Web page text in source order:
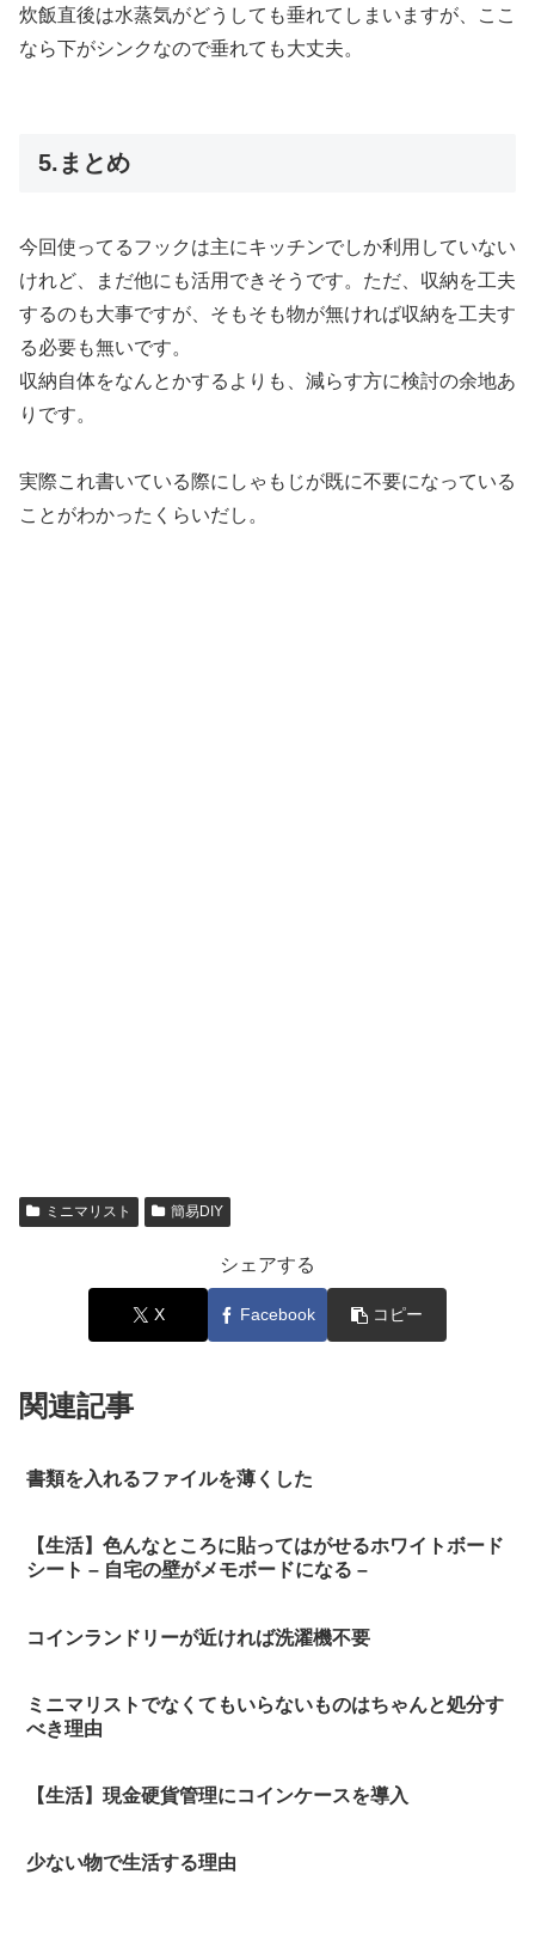
炊飯直後は水蒸気がどうしても垂れてしまいますが、ここ
なら下がシンクなので垂れても大丈夫。
5.まとめ
今回使ってるフックは主にキッチンでしか利用していない
けれど、まだ他にも活用できそうです。ただ、収納を工夫
するのも大事ですが、そもそも物が無ければ収納を工夫す
る必要も無いです。
収納自体をなんとかするよりも、減らす方に検討の余地あ
りです。
実際これ書いている際にしゃもじが既に不要になっている
ことがわかったくらいだし。
ミニマリスト 簡易DIY
シェアする
X Facebook コピー
関連記事
書類を入れるファイルを薄くした
【生活】色んなところに貼ってはがせるホワイトボード
シート – 自宅の壁がメモボードになる –
コインランドリーが近ければ洗濯機不要
ミニマリストでなくてもいらないものはちゃんと処分す
べき理由
【生活】現金硬貨管理にコインケースを導入
少ない物で生活する理由